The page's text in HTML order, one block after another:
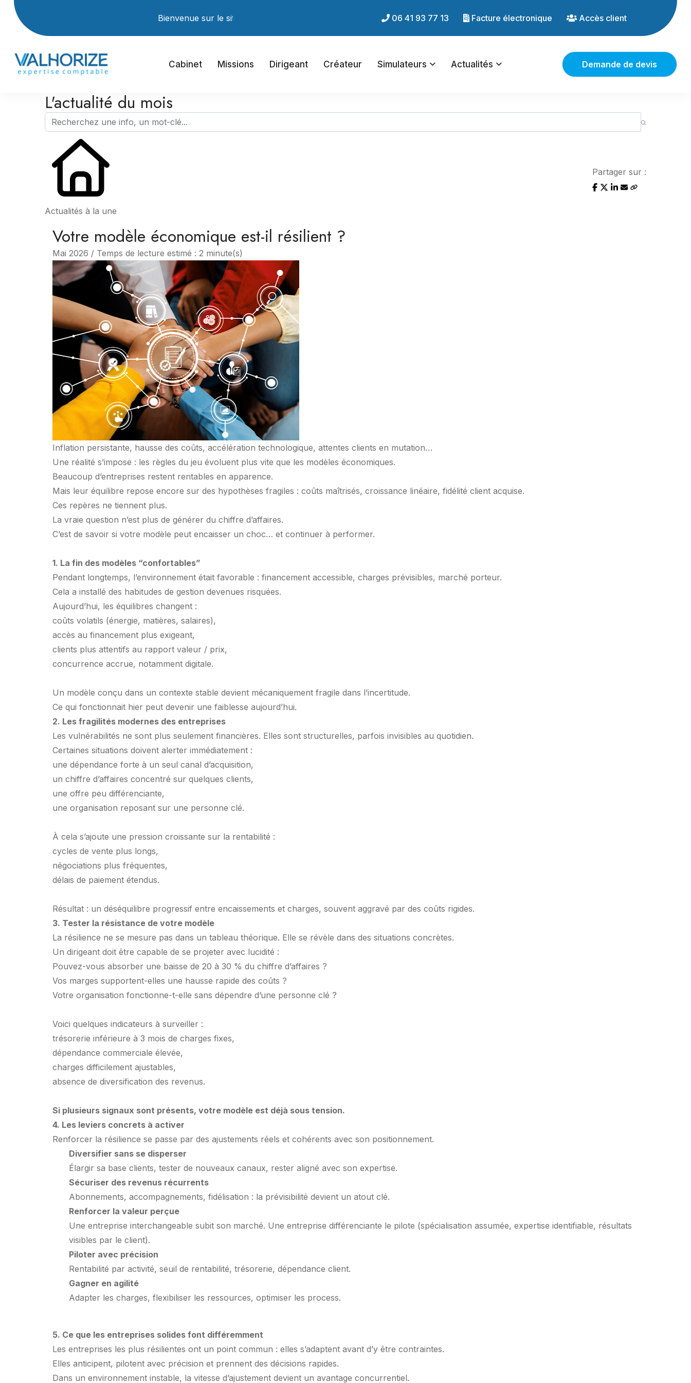
Bienvenue sur le site Internet du cabinet ! 06 41 93 77 13 Facture électronique Accès client
Cabinet Missions Dirigeant Créateur Simulateurs Actualités Demande de devis
L'actualité du mois
Actualités à la une
Partager sur :
Votre modèle économique est-il résilient ?
Mai 2026 / Temps de lecture estimé : 2 minute(s)
Inflation persistante, hausse des coûts, accélération technologique, attentes clients en mutation…
Une réalité s’impose : les règles du jeu évoluent plus vite que les modèles économiques.
Beaucoup d’entreprises restent rentables en apparence.
Mais leur équilibre repose encore sur des hypothèses fragiles : coûts maîtrisés, croissance linéaire, fidélité client acquise.
Ces repères ne tiennent plus.
La vraie question n’est plus de générer du chiffre d’affaires.
C’est de savoir si votre modèle peut encaisser un choc… et continuer à performer.
1. La fin des modèles “confortables”
Pendant longtemps, l’environnement était favorable : financement accessible, charges prévisibles, marché porteur.
Cela a installé des habitudes de gestion devenues risquées.
Aujourd’hui, les équilibres changent :
coûts volatils (énergie, matières, salaires),
accès au financement plus exigeant,
clients plus attentifs au rapport valeur / prix,
concurrence accrue, notamment digitale.
Un modèle conçu dans un contexte stable devient mécaniquement fragile dans l’incertitude.
Ce qui fonctionnait hier peut devenir une faiblesse aujourd’hui.
2. Les fragilités modernes des entreprises
Les vulnérabilités ne sont plus seulement financières. Elles sont structurelles, parfois invisibles au quotidien.
Certaines situations doivent alerter immédiatement :
une dépendance forte à un seul canal d’acquisition,
un chiffre d’affaires concentré sur quelques clients,
une offre peu différenciante,
une organisation reposant sur une personne clé.
À cela s’ajoute une pression croissante sur la rentabilité :
cycles de vente plus longs,
négociations plus fréquentes,
délais de paiement étendus.
Résultat : un déséquilibre progressif entre encaissements et charges, souvent aggravé par des coûts rigides.
3. Tester la résistance de votre modèle
La résilience ne se mesure pas dans un tableau théorique. Elle se révèle dans des situations concrètes.
Un dirigeant doit être capable de se projeter avec lucidité :
Pouvez-vous absorber une baisse de 20 à 30 % du chiffre d’affaires ?
Vos marges supportent-elles une hausse rapide des coûts ?
Votre organisation fonctionne-t-elle sans dépendre d’une personne clé ?
Voici quelques indicateurs à surveiller :
trésorerie inférieure à 3 mois de charges fixes,
dépendance commerciale élevée,
charges difficilement ajustables,
absence de diversification des revenus.
Si plusieurs signaux sont présents, votre modèle est déjà sous tension.
4. Les leviers concrets à activer
Renforcer la résilience se passe par des ajustements réels et cohérents avec son positionnement.
Diversifier sans se disperser
Élargir sa base clients, tester de nouveaux canaux, rester aligné avec son expertise.
Sécuriser des revenus récurrents
Abonnements, accompagnements, fidélisation : la prévisibilité devient un atout clé.
Renforcer la valeur perçue
Une entreprise interchangeable subit son marché. Une entreprise différenciante le pilote (spécialisation assumée, expertise identifiable, résultats
visibles par le client).
Piloter avec précision
Rentabilité par activité, seuil de rentabilité, trésorerie, dépendance client.
Gagner en agilité
Adapter les charges, flexibiliser les ressources, optimiser les process.
5. Ce que les entreprises solides font différemment
Les entreprises les plus résilientes ont un point commun : elles s’adaptent avant d’y être contraintes.
Elles anticipent, pilotent avec précision et prennent des décisions rapides.
Dans un environnement instable, la vitesse d’ajustement devient un avantage concurrentiel.